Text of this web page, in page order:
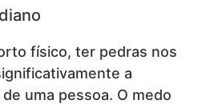
físico, ter pedras nos
a
uma pessoa. O medo